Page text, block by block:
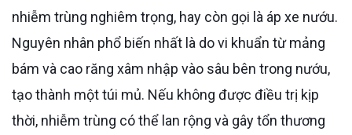
nhiễm trùng nghiêm trọng, hay còn gọi là áp xe nướu.
Nguyên nhân phổ biến nhất là do vi khuẩn từ mảng
bám và cao răng xâm nhập vào sâu bên trong nướu,
tạo thành một túi mủ. Nếu không được điều trị kịp
thời, nhiễm trùng có thể lan rộng và gây tổn thương